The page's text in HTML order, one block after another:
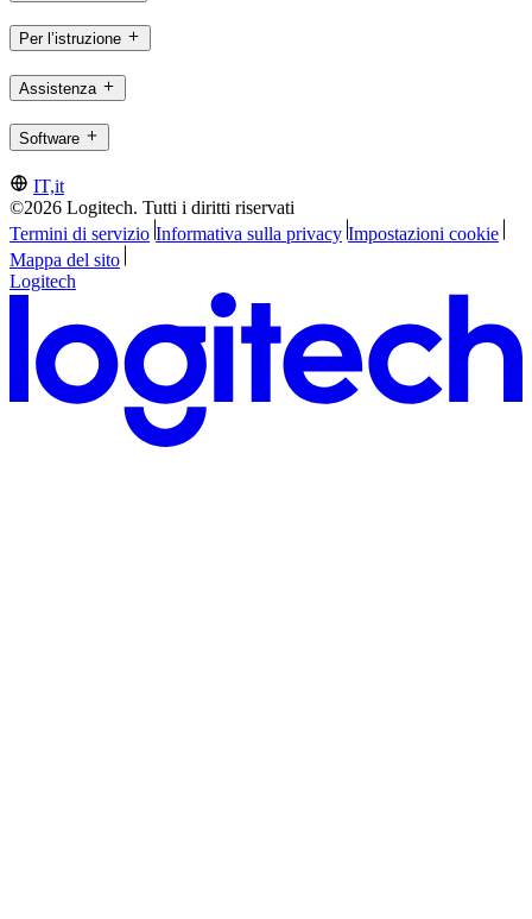
Per l’istruzione
Assistenza
Software
IT,it
©2026 Logitech. Tutti i diritti riservati
Termini di servizio Informativa sulla privacy Impostazioni cookie
Mappa del sito
Logitech